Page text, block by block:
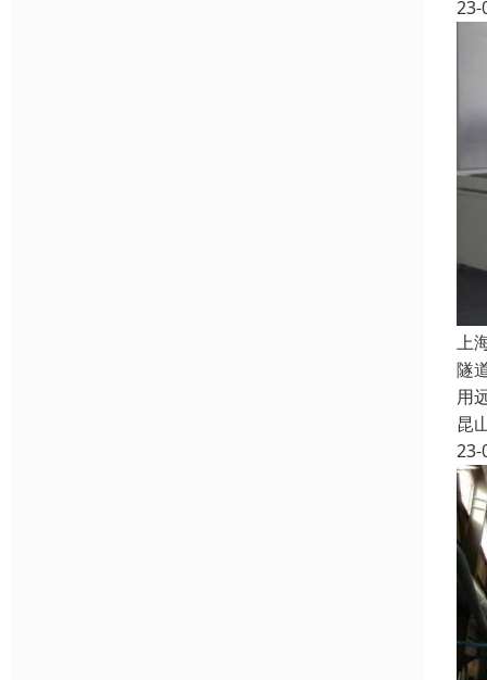
23-
上
隧
用
昆
23-